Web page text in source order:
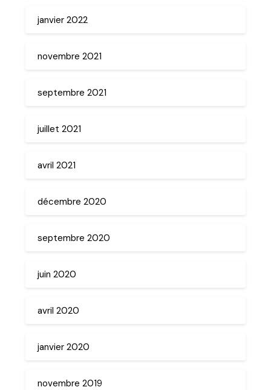
janvier 2022
novembre 2021
septembre 2021
juillet 2021
avril 2021
décembre 2020
septembre 2020
juin 2020
avril 2020
janvier 2020
novembre 2019